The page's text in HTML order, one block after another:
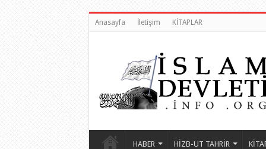
Anasayfa İletişim KİTAPLAR
HABER HİZB-UT TAHRİR